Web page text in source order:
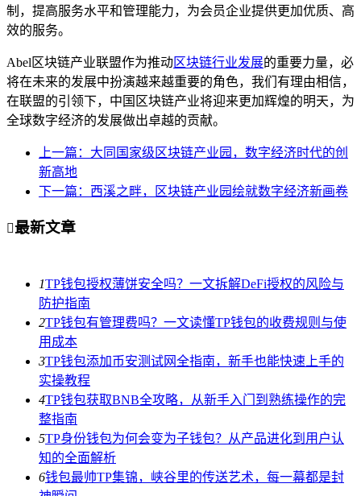
制，提高服务水平和管理能力，为会员企业提供更加优质、高
效的服务。
Abel区块链产业联盟作为推动区块链行业发展的重要力量，必
将在未来的发展中扮演越来越重要的角色，我们有理由相信，
在联盟的引领下，中国区块链产业将迎来更加辉煌的明天，为
全球数字经济的发展做出卓越的贡献。
上一篇：大同国家级区块链产业园，数字经济时代的创
新高地
下一篇：西溪之畔，区块链产业园绘就数字经济新画卷
最新文章
1TP钱包授权薄饼安全吗？一文拆解DeFi授权的风险与
防护指南
2TP钱包有管理费吗？一文读懂TP钱包的收费规则与使
用成本
3TP钱包添加币安测试网全指南，新手也能快速上手的
实操教程
4TP钱包获取BNB全攻略，从新手入门到熟练操作的完
整指南
5TP身份钱包为何会变为子钱包？从产品进化到用户认
知的全面解析
6钱包最帅TP集锦，峡谷里的传送艺术，每一幕都是封